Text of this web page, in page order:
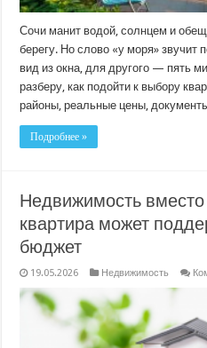
Сочи манит водой, солнцем и
берегу. Но слово «у моря» звучит
вид из окна, для другого — пять
разберу, как подойти к выбору
районы, реальные цены,
Подробнее »
Недвижимость вместо
квартира может
бюджет
19.05.2026 Недвижимость